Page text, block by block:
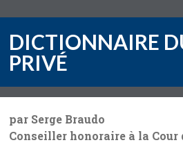
DICTIONNAIRE
PRIVÉ
par Serge Braudo
Conseiller honoraire à la